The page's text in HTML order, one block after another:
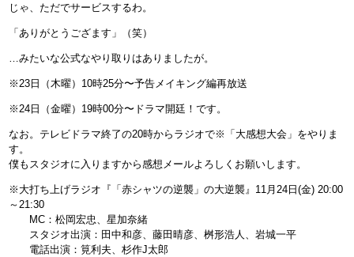
じゃ、ただでサービスするわ。
「ありがとうござます」（笑）
…みたいな公式なやり取りはありましたが。
※23日（木曜）10時25分〜予告メイキング編再放送
※24日（金曜）19時00分〜ドラマ開廷！です。
なお。テレビドラマ終了の20時からラジオで※「大感想大会」をやりま
す。
僕もスタジオに入りますから感想メールよろしくお願いします。
※大打ち上げラジオ『「赤シャツの逆襲」の大逆襲』11月24日(金) 20:00
～21:30
MC：松岡宏忠、星加奈緒
スタジオ出演：田中和彦、藤田晴彦、桝形浩人、岩城一平
電話出演：筧利夫、杉作J太郎